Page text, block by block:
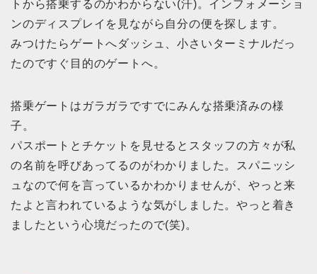
トから搭乗するのかわからない(汗)。インフォメーショ
ンのディスプレイを見ながら自分の便を探します。
みつけたらゲートへダッシュ、小さいターミナルだっ
たのですぐ目的のゲートへ。
搭乗ゲートはガラガラですでにみんな搭乗済みの様
子。
パスポートとチケットを見せるとスタッフの方々が私
の名前を呼びあってるのがわかりました。スパニッシ
ュなので何を言っているかわかりませんが、やっと来
たよと言われているような気がしました。やっと着き
ましたという心境だったので(笑)。